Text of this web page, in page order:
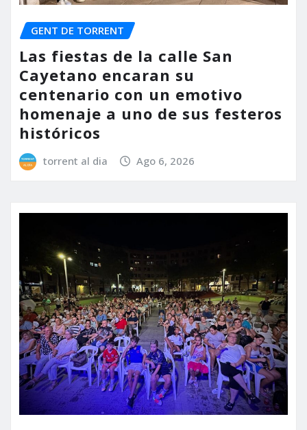
GENT DE TORRENT
Las fiestas de la calle San
Cayetano encaran su
centenario con un emotivo
homenaje a uno de sus festeros
históricos
torrent al dia Ago 6, 2026